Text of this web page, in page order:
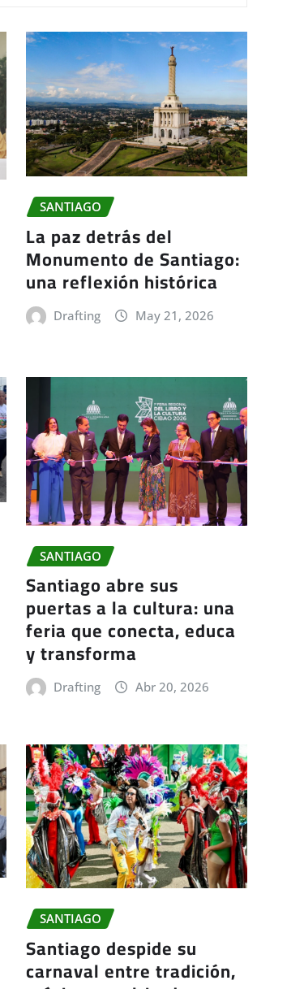
SANTIAGO
La paz detrás del
Monumento de Santiago:
una reflexión histórica
Drafting May 21, 2026
SANTIAGO
Santiago abre sus
puertas a la cultura: una
feria que conecta, educa
y transforma
Drafting Abr 20, 2026
SANTIAGO
Santiago despide su
carnaval entre tradición,